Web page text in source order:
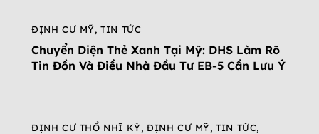
ĐỊNH CƯ MỸ,TIN TỨC
Chuyển Diện Thẻ Xanh Tại Mỹ: DHS Làm Rõ
Tin Đồn Và Điều Nhà Đầu Tư EB-5 Cần Lưu Ý
ĐỊNH CƯ THỔ NHĨ KỲ,ĐỊNH CƯ MỸ,TIN TỨC,